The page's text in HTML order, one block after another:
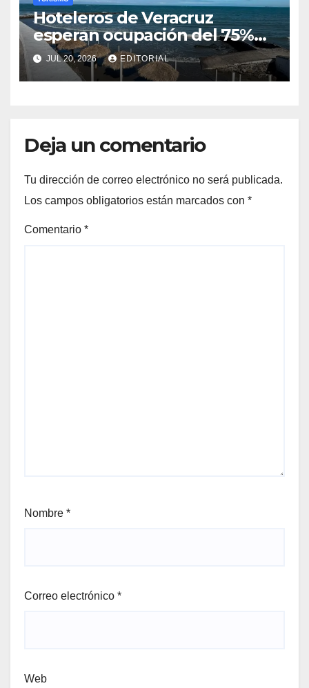
Hoteleros de Veracruz
esperan ocupación del 75%
por vacaciones de verano
JUL 20, 2026 EDITORIAL
Deja un comentario
Tu dirección de correo electrónico no será publicada.
Los campos obligatorios están marcados con *
Comentario *
Nombre *
Correo electrónico *
Web